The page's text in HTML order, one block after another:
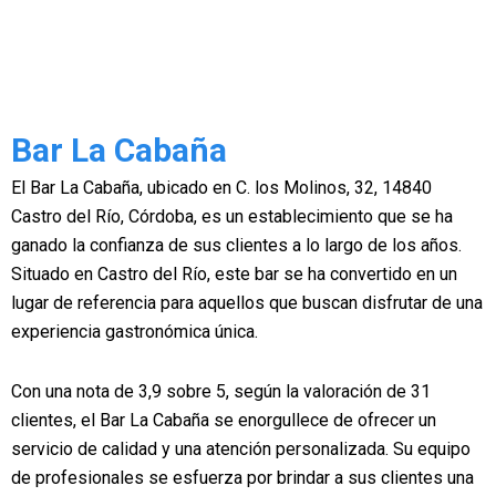
Bar La Cabaña
El Bar La Cabaña, ubicado en C. los Molinos, 32, 14840
Castro del Río, Córdoba, es un establecimiento que se ha
ganado la confianza de sus clientes a lo largo de los años.
Situado en Castro del Río, este bar se ha convertido en un
lugar de referencia para aquellos que buscan disfrutar de una
experiencia gastronómica única.
Con una nota de 3,9 sobre 5, según la valoración de 31
clientes, el Bar La Cabaña se enorgullece de ofrecer un
servicio de calidad y una atención personalizada. Su equipo
de profesionales se esfuerza por brindar a sus clientes una